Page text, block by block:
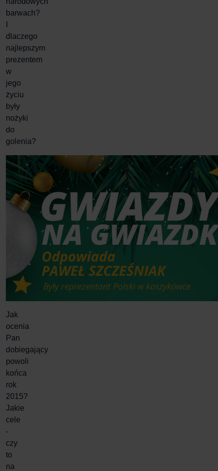
barwach?
dlaczego
najlepszym
prezentem
w
jego
życiu
były
nożyki
do
golenia?
Jak
ocenia
Pan
dobiegający
powoli
końca
rok
2015?
Jakie
cele
-
czy
to
na